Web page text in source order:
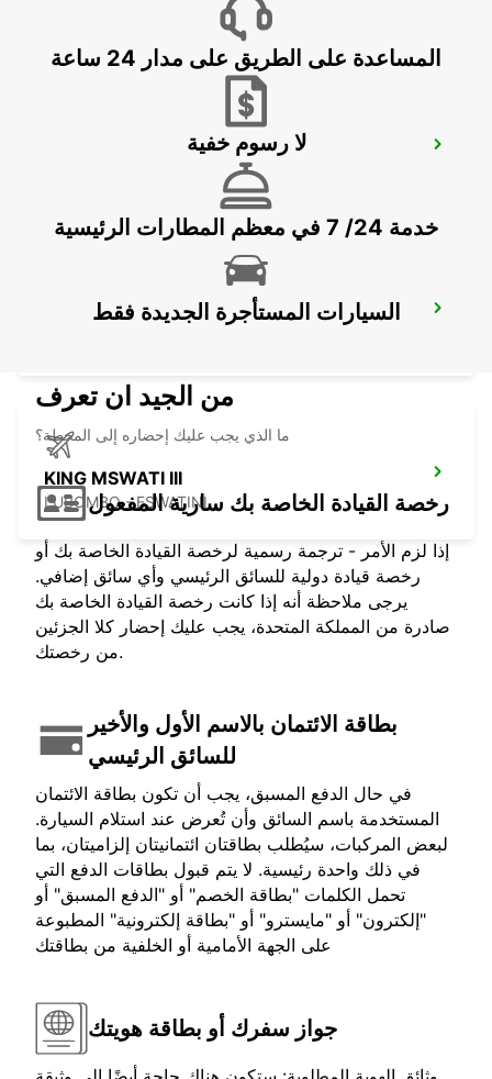
KWAZULU NATAL - SOUTH AFRICA
PIETERMARITZBURG AIRPORT
PIETERMARITZBURG - SOUTH AFRICA
WITBANK
KING MSWATI III
LUBOMBO - ESWATINI
المساعدة على الطريق على مدار 24 ساعة
لا رسوم خفية
خدمة 24/ 7 في معظم المطارات الرئيسية
السيارات المستأجرة الجديدة فقط
من الجيد ان تعرف
ما الذي يجب عليك إحضاره إلى المحطة؟
رخصة القيادة الخاصة بك سارية المفعول
إذا لزم الأمر - ترجمة رسمية لرخصة القيادة الخاصة بك أو
رخصة قيادة دولية للسائق الرئيسي وأي سائق إضافي.
يرجى ملاحظة أنه إذا كانت رخصة القيادة الخاصة بك
صادرة من المملكة المتحدة، يجب عليك إحضار كلا الجزئين
من رخصتك.
بطاقة الائتمان بالاسم الأول والأخير
للسائق الرئيسي
في حال الدفع المسبق، يجب أن تكون بطاقة الائتمان
المستخدمة باسم السائق وأن تُعرض عند استلام السيارة.
لبعض المركبات، سيُطلب بطاقتان ائتمانيتان إلزاميتان، بما
في ذلك واحدة رئيسية. لا يتم قبول بطاقات الدفع التي
تحمل الكلمات "بطاقة الخصم" أو "الدفع المسبق" أو
"إلكترون" أو "مايسترو" أو "بطاقة إلكترونية" المطبوعة
على الجهة الأمامية أو الخلفية من بطاقتك
جواز سفرك أو بطاقة هويتك